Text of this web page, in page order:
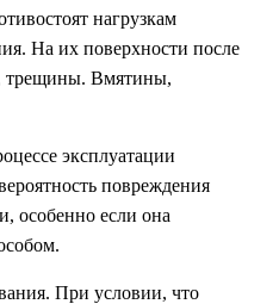
нагрузкам
На их поверхности после
трещины. Вмятины,
эксплуатации
повреждения
особенно если она
При условии, что